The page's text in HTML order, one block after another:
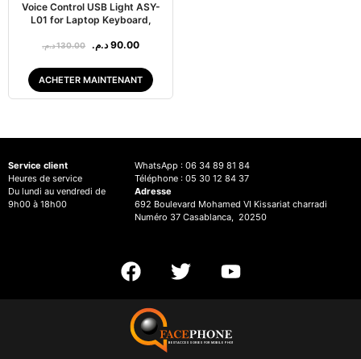
Voice Control USB Light ASY-
L01 for Laptop Keyboard,
130.00د.م. 90.00 د.م.
ACHETER MAINTENANT
Service client
Heures de service
Du lundi au vendredi de
9h00 à 18h00
WhatsApp : 06 34 89 81 84
Téléphone : 05 30 12 84 37
Adresse
692 Boulevard Mohamed VI Kissariat charradi
Numéro 37 Casablanca, 20250